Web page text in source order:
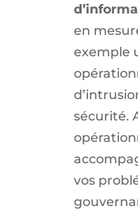
en
exemple
sécurité.
vos